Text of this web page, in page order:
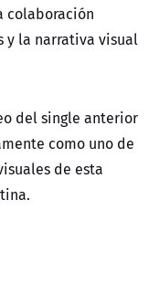
colaboración
y la narrativa visual
del single anterior
como uno de
de esta